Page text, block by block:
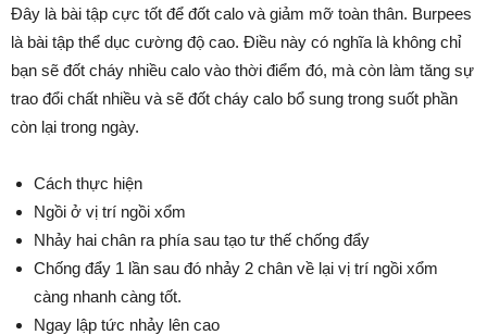
Đây là bài tập cực tốt để đốt calo và giảm mỡ toàn thân. Burpees
là bài tập thể dục cường độ cao. Điều này có nghĩa là không chỉ
bạn sẽ đốt cháy nhiều calo vào thời điểm đó, mà còn làm tăng sự
trao đổi chất nhiều và sẽ đốt cháy calo bổ sung trong suốt phần
còn lại trong ngày.
Cách thực hiện
Ngồi ở vị trí ngồi xổm
Nhảy hai chân ra phía sau tạo tư thế chống đẩy
Chống đẩy 1 lần sau đó nhảy 2 chân về lại vị trí ngồi xổm
càng nhanh càng tốt.
Ngay lập tức nhảy lên cao